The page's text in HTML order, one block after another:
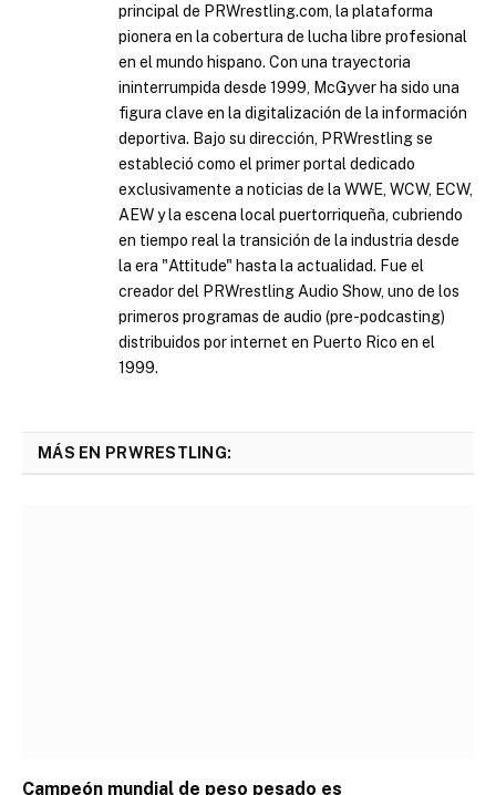
principal de PRWrestling.com, la plataforma
pionera en la cobertura de lucha libre profesional
en el mundo hispano. Con una trayectoria
ininterrumpida desde 1999, McGyver ha sido una
figura clave en la digitalización de la información
deportiva. Bajo su dirección, PRWrestling se
estableció como el primer portal dedicado
exclusivamente a noticias de la WWE, WCW, ECW,
AEW y la escena local puertorriqueña, cubriendo
en tiempo real la transición de la industria desde
la era "Attitude" hasta la actualidad. Fue el
creador del PRWrestling Audio Show, uno de los
primeros programas de audio (pre-podcasting)
distribuidos por internet en Puerto Rico en el
1999.
MÁS EN PRWRESTLING:
Campeón mundial de peso pesado es